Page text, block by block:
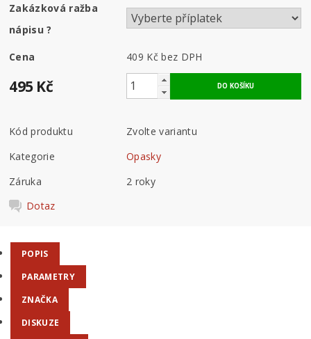
Zakázková ražba
nápisu?
Cena 409 Kč bez DPH
495 Kč
Kód produktu
Zvolte variantu
Kategorie
Opasky
Záruka
2 roky
Dotaz
POPIS
PARAMETRY
ZNAČKA
DISKUZE